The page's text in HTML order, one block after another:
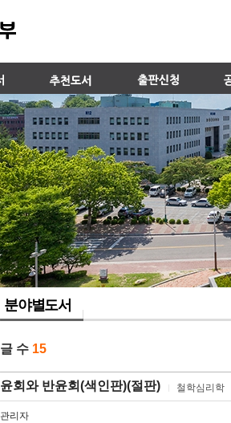
분야별도서
글 수 15
윤회와 반윤회(색인판)(절판) 철학심리학
관리자